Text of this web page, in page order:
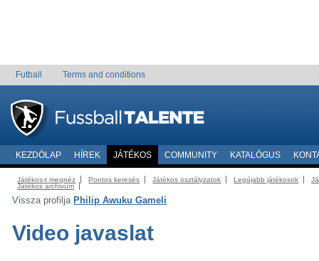
Futball Terms and conditions
KEZDÖLAP HÍREK JÁTÉKOS COMMUNITY KATALÓGUS
Játékos-t megnéz Pontos keresés Játékos osztályzatok Legújabb játékosok
Játékos archivum
Vissza profilja Philip Awuku Gameli
Video javaslat